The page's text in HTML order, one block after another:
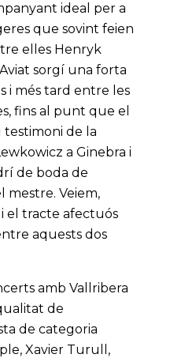
ideal per a
que sovint feien
elles Henryk
sorgí una forta
i més tard entre les
fins al punt que el
de la
a Ginebra i
de boda de
mestre. Veiem,
el tracte afectuós
aquests dos
amb Vallribera
de
de categoria
Xavier Turull,